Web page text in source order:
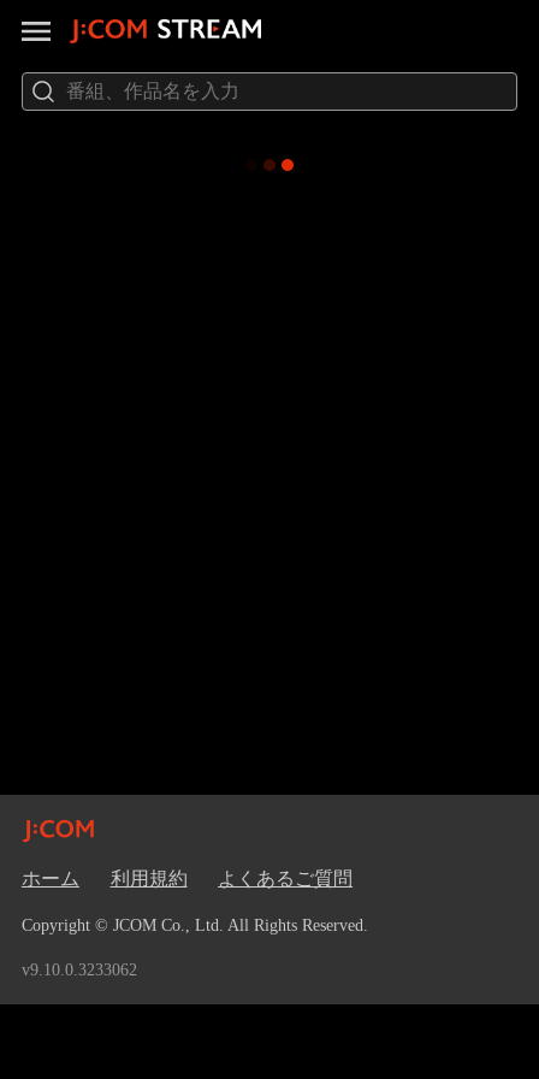
ホーム 利用規約 よくあるご質問
Copyright © JCOM Co., Ltd. All Rights Reserved.
v9.10.0.3233062